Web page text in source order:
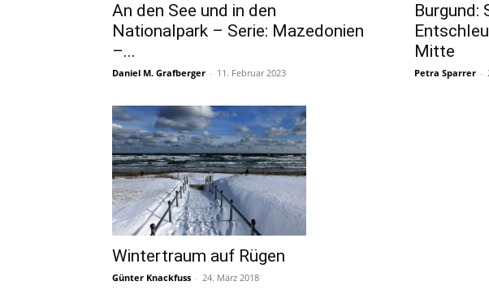
An den See und in den
Nationalpark – Serie: Mazedonien
–...
Daniel M. Grafberger - 11. Februar 2023
Burgund:
Mitte
Petra Sparrer -
Wintertraum auf Rügen
Günter Knackfuss - 24. März 2018